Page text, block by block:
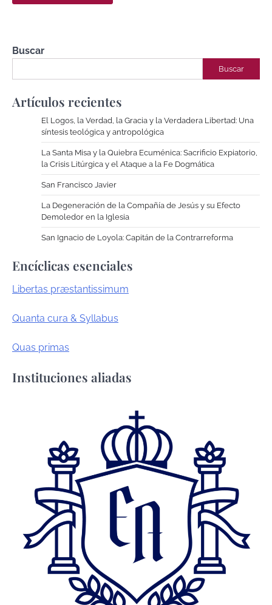
Buscar
Buscar
Artículos recientes
El Logos, la Verdad, la Gracia y la Verdadera Libertad: Una
síntesis teológica y antropológica
La Santa Misa y la Quiebra Ecuménica: Sacrificio Expiatorio,
la Crisis Litúrgica y el Ataque a la Fe Dogmática
San Francisco Javier
La Degeneración de la Compañía de Jesús y su Efecto
Demoledor en la Iglesia
San Ignacio de Loyola: Capitán de la Contrarreforma
Encíclicas esenciales
Libertas præstantissimum
Quanta cura & Syllabus
Quas primas
Instituciones aliadas